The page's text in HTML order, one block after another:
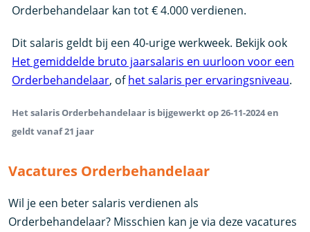
Orderbehandelaar kan tot € 4.000 verdienen.
Dit salaris geldt bij een 40-urige werkweek. Bekijk ook
Het gemiddelde bruto jaarsalaris en uurloon voor een
Orderbehandelaar, ofhet salaris per ervaringsniveau.
Het salaris Orderbehandelaar is bijgewerkt op 26-11-2024 en
geldt vanaf 21 jaar
Vacatures Orderbehandelaar
Wil je een beter salaris verdienen als
Orderbehandelaar? Misschien kan je via deze vacatures